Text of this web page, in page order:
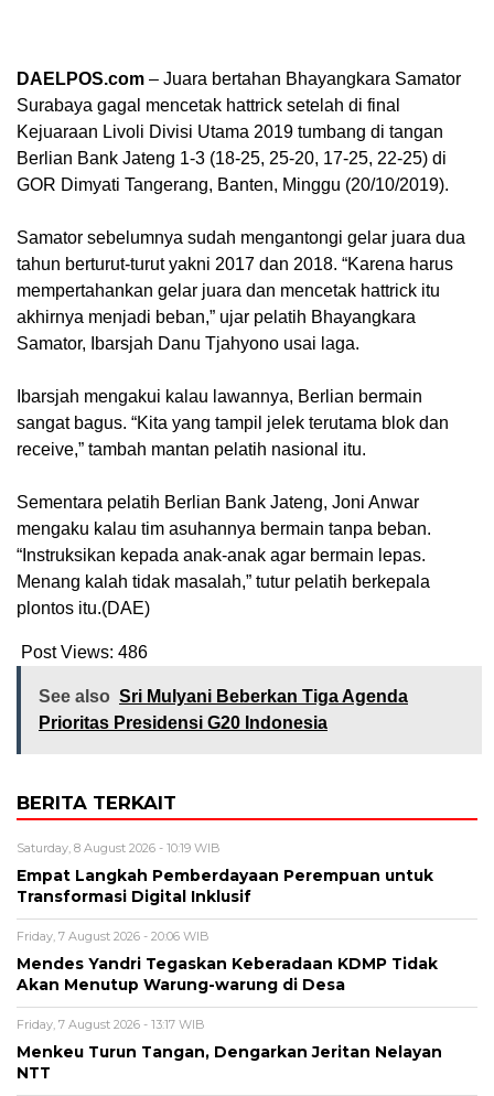
DAELPOS.com – Juara bertahan Bhayangkara Samator
Surabaya gagal mencetak hattrick setelah di final
Kejuaraan Livoli Divisi Utama 2019 tumbang di tangan
Berlian Bank Jateng 1-3 (18-25, 25-20, 17-25, 22-25) di
GOR Dimyati Tangerang, Banten, Minggu (20/10/2019).
Samator sebelumnya sudah mengantongi gelar juara dua
tahun berturut-turut yakni 2017 dan 2018. “Karena harus
mempertahankan gelar juara dan mencetak hattrick itu
akhirnya menjadi beban,” ujar pelatih Bhayangkara
Samator, Ibarsjah Danu Tjahyono usai laga.
Ibarsjah mengakui kalau lawannya, Berlian bermain
sangat bagus. “Kita yang tampil jelek terutama blok dan
receive,” tambah mantan pelatih nasional itu.
Sementara pelatih Berlian Bank Jateng, Joni Anwar
mengaku kalau tim asuhannya bermain tanpa beban.
“Instruksikan kepada anak-anak agar bermain lepas.
Menang kalah tidak masalah,” tutur pelatih berkepala
plontos itu.(DAE)
Post Views: 486
See also Sri Mulyani Beberkan Tiga Agenda
Prioritas Presidensi G20 Indonesia
BERITA TERKAIT
Saturday, 8 August 2026 - 10:19 WIB
Empat Langkah Pemberdayaan Perempuan untuk
Transformasi Digital Inklusif
Friday, 7 August 2026 - 20:06 WIB
Mendes Yandri Tegaskan Keberadaan KDMP Tidak
Akan Menutup Warung-warung di Desa
Friday, 7 August 2026 - 13:17 WIB
Menkeu Turun Tangan, Dengarkan Jeritan Nelayan
NTT